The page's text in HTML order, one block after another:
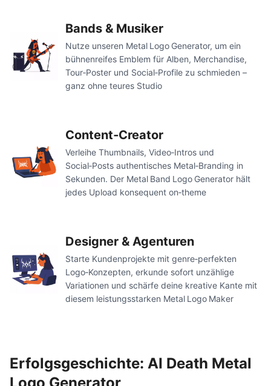
Bands & Musiker
Nutze unseren Metal Logo Generator, um ein
bühnenreifes Emblem für Alben, Merchandise,
Tour‑Poster und Social‑Profile zu schmieden –
ganz ohne teures Studio
Content‑Creator
Verleihe Thumbnails, Video‑Intros und
Social‑Posts authentisches Metal‑Branding in
Sekunden. Der Metal Band Logo Generator hält
jedes Upload konsequent on‑theme
Designer & Agenturen
Starte Kundenprojekte mit genre‑perfekten
Logo‑Konzepten, erkunde sofort unzählige
Variationen und schärfe deine kreative Kante mit
diesem leistungsstarken Metal Logo Maker
Erfolgsgeschichte: AI Death Metal